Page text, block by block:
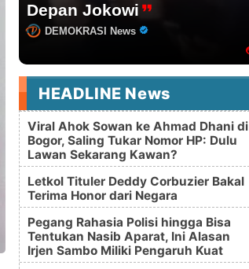
Depan Jokowi
DEMOKRASI News
HEADLINE News
Viral Ahok Sowan ke Ahmad Dhani di
Bogor, Saling Tukar Nomor HP: Dulu
Lawan Sekarang Kawan?
Letkol Tituler Deddy Corbuzier Bakal
Terima Honor dari Negara
Pegang Rahasia Polisi hingga Bisa
Tentukan Nasib Aparat, Ini Alasan
Irjen Sambo Miliki Pengaruh Kuat